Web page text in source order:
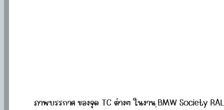
ภาพบรรกาศ ของจุด TC ต่างๆ ในงาน ฺBMW Society